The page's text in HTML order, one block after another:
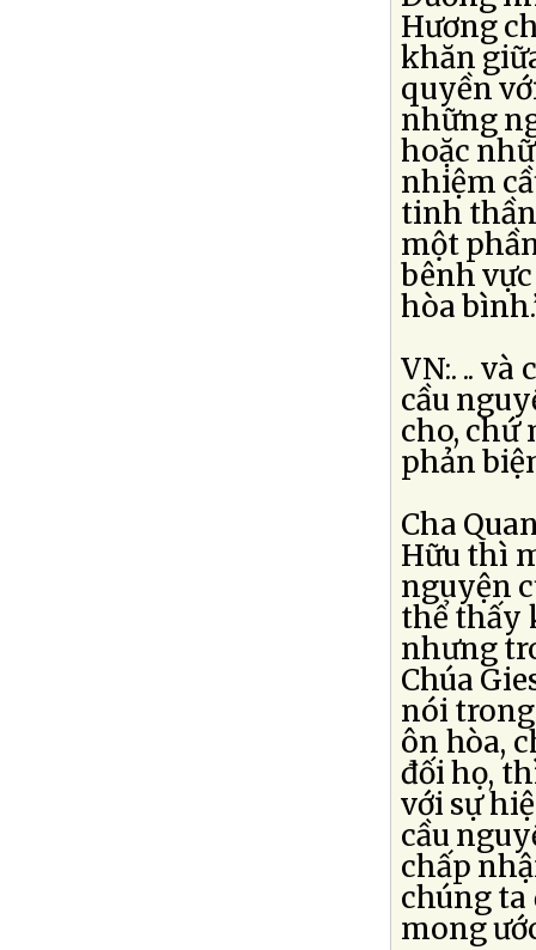
Hương
khăn
quyền
những
hoặc
nhiệm
tinh
một
bênh
hòa
VN:. ..
cầu
cho, chứ
phản
Cha
Hữu thì
nguyện
thể thấy
nhưng
Chúa
nói
ôn hòa,
đối họ,
với sự
cầu
chấp
chúng ta
mong